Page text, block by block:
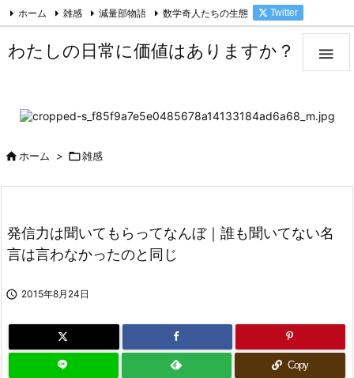

ホーム 雑感 減量部物語 数学奇人たちの生態 Twitter
わたしの日常に価値はありますか？
ホーム > 雑感
発信力は聞いてもらってなんぼ｜誰も聞いてない名
言は言わなかったのと同じ
 2015年8月24日
Copy